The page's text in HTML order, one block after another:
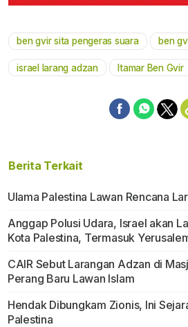
ben gvir sita pengeras suara ben
israel larang adzan Itamar Ben Gvir
Berita Terkait
Ulama Palestina Lawan Rencana
Anggap Polusi Udara, Israel akan
Kota Palestina, Termasuk
CAIR Sebut Larangan Adzan di
Perang Baru Lawan Islam
Hendak Dibungkam Zionis, Ini
Palestina